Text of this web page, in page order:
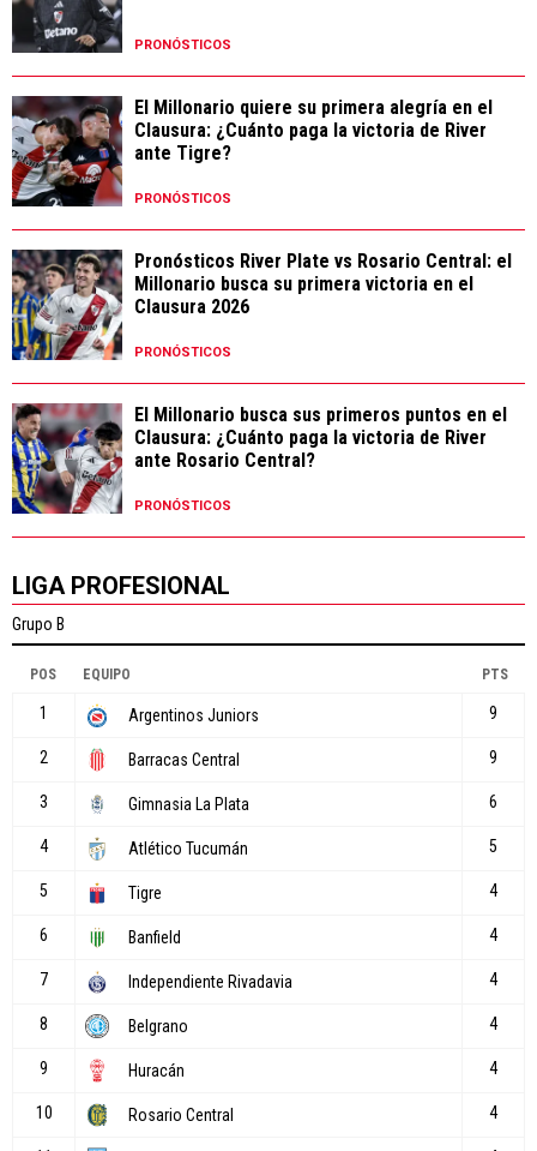
PRONÓSTICOS
El Millonario quiere su primera alegría en el
Clausura: ¿Cuánto paga la victoria de River
ante Tigre?
PRONÓSTICOS
Pronósticos River Plate vs Rosario Central: el
Millonario busca su primera victoria en el
Clausura 2026
PRONÓSTICOS
El Millonario busca sus primeros puntos en el
Clausura: ¿Cuánto paga la victoria de River
ante Rosario Central?
PRONÓSTICOS
LIGA PROFESIONAL